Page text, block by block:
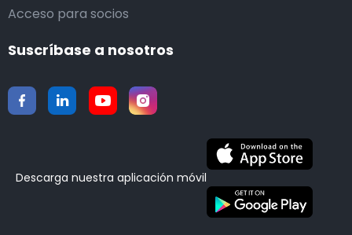
Acceso para socios
Suscríbase a nosotros
Descarga nuestra aplicación móvil